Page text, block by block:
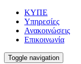
ΚΥΠΕ
Υπηρεσίες
Ανακοινώσεις
Επικοινωνία
Toggle navigation